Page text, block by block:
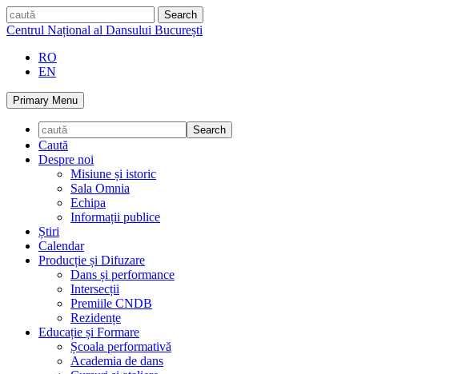
Skip
to
caută
Centrul Național al Dansului București
RO
EN
Primary Menu
Caută
Despre noi
Misiune și istoric
Sala Omnia
Echipa
Informații publice
Știri
Calendar
Producție și Difuzare
Dans și performance
Intersecții
Premiile CNDB
Rezidențe
Educație și Formare
Școala performativă
Academia de dans